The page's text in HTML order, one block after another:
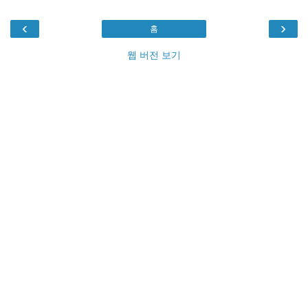
‹ ›
홈
웹 버전 보기